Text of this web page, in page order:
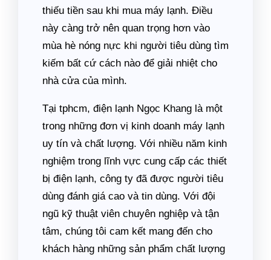
thiếu tiền sau khi mua máy lạnh. Điều
này càng trở nên quan trọng hơn vào
mùa hè nóng nực khi người tiêu dùng tìm
kiếm bất cứ cách nào để giải nhiệt cho
nhà cửa của mình.
Tại tphcm, điện lạnh Ngọc Khang là một
trong những đơn vị kinh doanh máy lạnh
uy tín và chất lượng. Với nhiều năm kinh
nghiệm trong lĩnh vực cung cấp các thiết
bị điện lạnh, công ty đã được người tiêu
dùng đánh giá cao và tin dùng. Với đội
ngũ kỹ thuật viên chuyên nghiệp và tận
tâm, chúng tôi cam kết mang đến cho
khách hàng những sản phẩm chất lượng